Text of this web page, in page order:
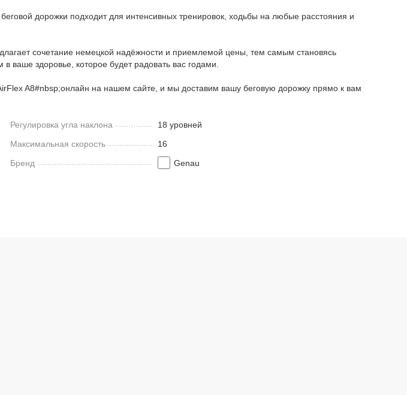
дорожки подходит для интенсивных тренировок, ходьбы на любые расстояния и
сочетание немецкой надёжности и приемлемой цены, тем самым становясь
ваше здоровье, которое будет радовать вас годами.
A8#nbsp;онлайн на нашем сайте, и мы доставим вашу беговую дорожку прямо к вам
Регулировка угла наклона
18 уровней
Максимальная скорость
16
Бренд
Genau